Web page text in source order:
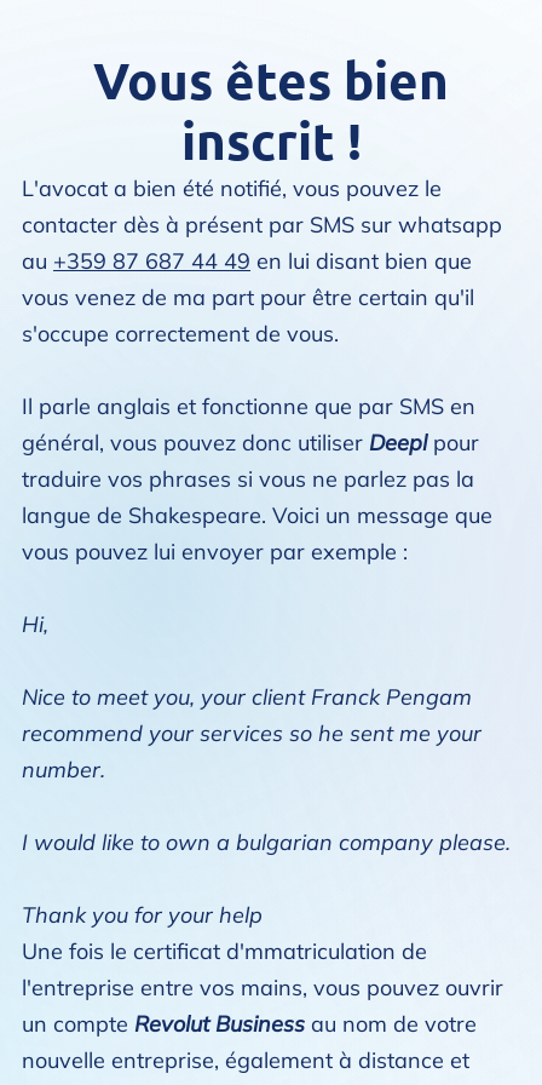
Vous êtes bien
inscrit !
L'avocat a bien été notifié, vous pouvez le
contacter dès à présent par SMS sur whatsapp
au +359 87 687 44 49 en lui disant bien que
vous venez de ma part pour être certain qu'il
s'occupe correctement de vous.
Il parle anglais et fonctionne que par SMS en
général, vous pouvez donc utiliser Deeplpour
traduire vos phrases si vous ne parlez pas la
langue de Shakespeare. Voici un message que
vous pouvez lui envoyer par exemple :
Hi,
Nice to meet you, your client Franck Pengam
recommend your services so he sent me your
number.
I would like to own a bulgarian company please.
Thank you for your help
Une fois le certificat d'mmatriculation de
l'entreprise entre vos mains, vous pouvez ouvrir
un compte Revolut Business au nom de votre
nouvelle entreprise, également à distance et